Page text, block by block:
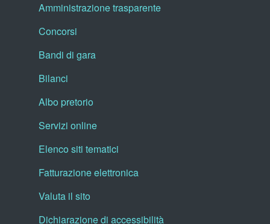
Amministrazione trasparente
Concorsi
Bandi di gara
Bilanci
Albo pretorio
Servizi online
Elenco siti tematici
Fatturazione elettronica
Valuta il sito
Dichiarazione di accessibilità